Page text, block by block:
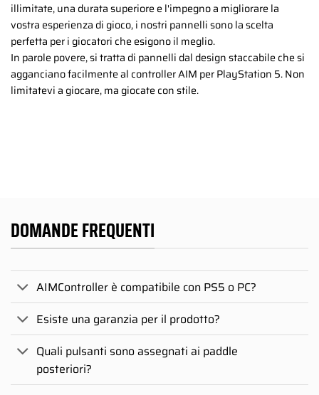
illimitate, una durata superiore e l'impegno a migliorare la
vostra esperienza di gioco, i nostri pannelli sono la scelta
perfetta per i giocatori che esigono il meglio.
In parole povere, si tratta di pannelli dal design staccabile che si
agganciano facilmente al controller AIM per PlayStation 5. Non
limitatevi a giocare, ma giocate con stile.
DOMANDE FREQUENTI
AIMController è compatibile con PS5 o PC?
Esiste una garanzia per il prodotto?
Quali pulsanti sono assegnati ai paddle
posteriori?